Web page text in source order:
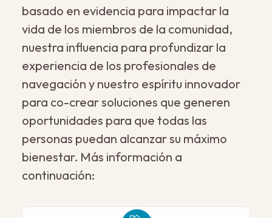
basado en evidencia para impactar la
vida de los miembros de la comunidad,
nuestra influencia para profundizar la
experiencia de los profesionales de
navegación y nuestro espíritu innovador
para co-crear soluciones que generen
oportunidades para que todas las
personas puedan alcanzar su máximo
bienestar. Más información a
continuación: